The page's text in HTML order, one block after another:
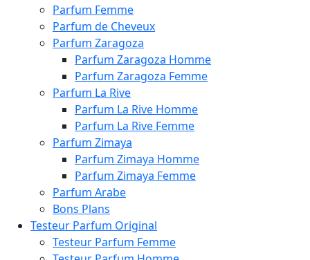
Parfum Femme
Parfum de Cheveux
Parfum Zaragoza
Parfum Zaragoza Homme
Parfum Zaragoza Femme
Parfum La Rive
Parfum La Rive Homme
Parfum La Rive Femme
Parfum Zimaya
Parfum Zimaya Homme
Parfum Zimaya Femme
Parfum Arabe
Bons Plans
Testeur Parfum Original
Testeur Parfum Femme